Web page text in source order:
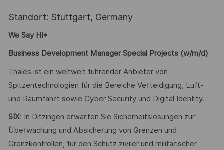
Standort: Stuttgart, Germany
We Say HI*
Business Development Manager Special Projects(w/m/d)
Thales ist ein weltweit führender Anbieter von
Spitzentechnologien für die Bereiche Verteidigung, Luft-
und Raumfahrt sowie Cyber Security und Digital Identity.
SIX: In Ditzingen erwarten Sie Sicherheitslösungen zur
Überwachung und Absicherung von Grenzen und
Grenzkontrollen, für den Schutz ziviler und militärischer